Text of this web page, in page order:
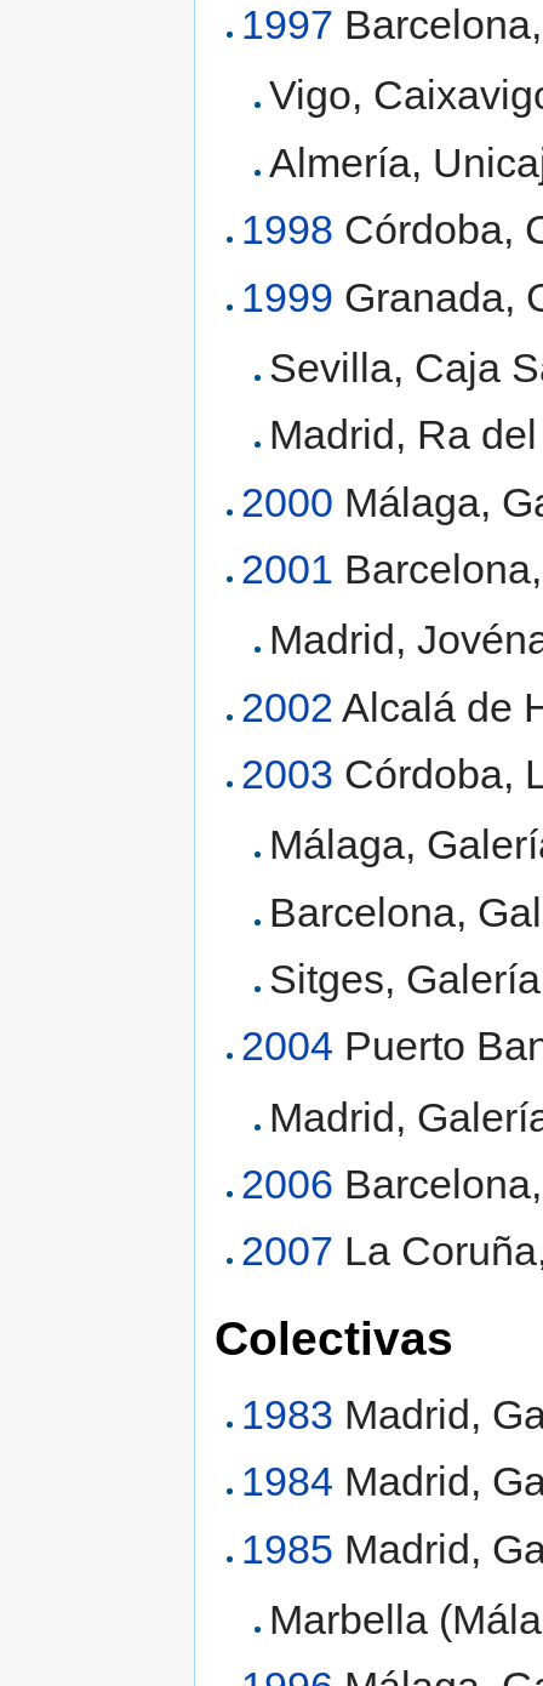
1997
Vigo,
Almería,
1998 Córdoba,
1999 Granada,
Sevilla, Caja
Madrid, Ra
2000 Málaga,
2001
Madrid,
2002 Alcalá de
2003 Córdoba,
Málaga,
Barcelona,
Sitges,
2004 Puerto
Madrid,
2006
2007 La
Colectivas
1983 Madrid,
1984 Madrid,
1985 Madrid,
Marbella